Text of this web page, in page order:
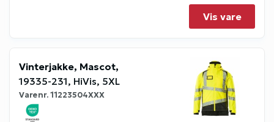
Vis vare
Vinterjakke, Mascot,
19335-231, HiVis, 5XL
Varenr.11223504XXX